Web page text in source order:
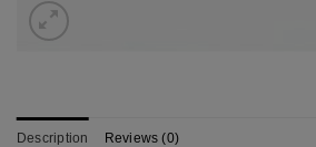
Description Reviews (0)